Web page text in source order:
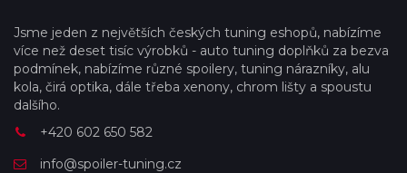
Jsme jeden z největších českých tuning eshopů, nabízíme
více než deset tisíc výrobků - auto tuning doplňků za bezva
podmínek, nabízíme různé spoilery, tuning nárazníky, alu
kola, čirá optika, dále třeba xenony, chrom lišty a spoustu
dalšího.
+420 602 650 582
info@spoiler-tuning.cz